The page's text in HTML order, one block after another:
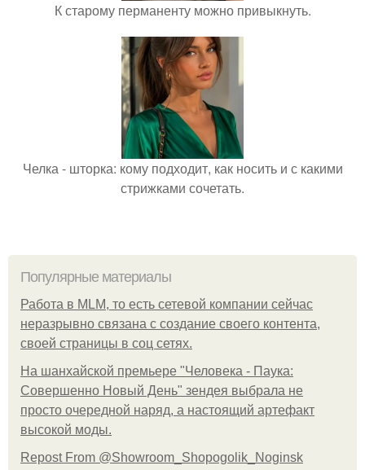
К старому перманенту можно привыкнуть.
Челка - шторка: кому подходит, как носить и с какими
стрижками сочетать.
Популярные материалы
Работа в MLM, то есть сетевой компании сейчас
неразрывно связана с создание своего контента,
своей страницы в соц сетях.
На шанхайской премьере "Человека - Паука:
Совершенно Новый День" зендея выбрала не
просто очередной наряд, а настоящий артефакт
высокой моды.
Repost From @Showroom_Shopogolik_Noginsk